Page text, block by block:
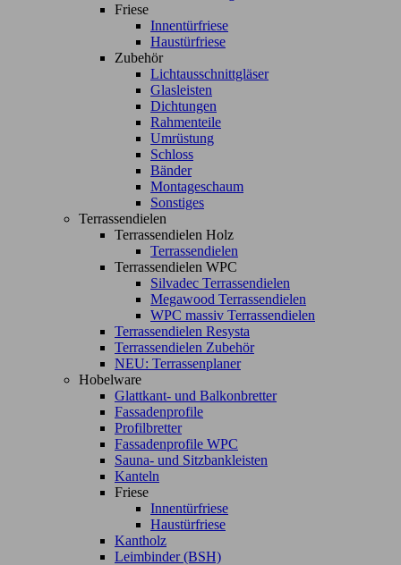
Friese
Innentürfriese
Haustürfriese
Zubehör
Lichtausschnittgläser
Glasleisten
Dichtungen
Rahmenteile
Umrüstung
Schloss
Bänder
Montageschaum
Sonstiges
Terrassendielen
Terrassendielen Holz
Terrassendielen
Terrassendielen WPC
Silvadec Terrassendielen
Megawood Terrassendielen
WPC massiv Terrassendielen
Terrassendielen Resysta
Terrassendielen Zubehör
NEU: Terrassenplaner
Hobelware
Glattkant- und Balkonbretter
Fassadenprofile
Profilbretter
Fassadenprofile WPC
Sauna- und Sitzbankleisten
Kanteln
Friese
Innentürfriese
Haustürfriese
Kantholz
Leimbinder (BSH)